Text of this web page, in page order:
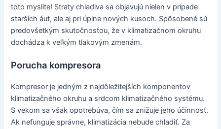
toto myslite! Straty chladiva sa objavujú nielen v prípade
starších áut, ale aj pri úplne nových kusoch. Spôsobené sú
predovšetkým skutočnosťou, že v klimatizačnom okruhu
dochádza k veľkým tlakovým zmenám.
Porucha kompresora
Kompresor je jedným z najdôležitejších komponentov
klimatizačného okruhu a srdcom klimatizačného systému.
S vekom sa však opotrebúva, čím sa znižuje jeho účinnosť.
Ak nefunguje správne, klimatizácia nebude chladiť. Za